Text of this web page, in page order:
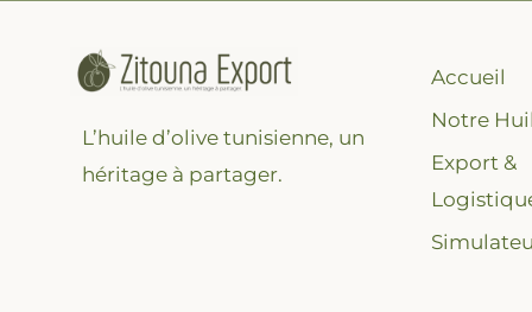
L’huile d’olive tunisienne, un
héritage à partager.
Accueil
Notre
Export &